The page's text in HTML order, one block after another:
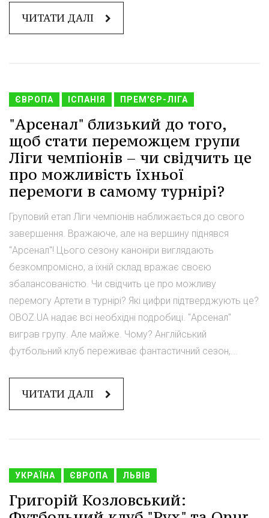
ЧИТАТИ ДАЛІ
ЄВРОПА ІСПАНІЯ ПРЕМ'ЄР-ЛІГА
"Арсенал" близький до того,
щоб стати переможцем групи
Ліги чемпіонів – чи свідчить це
про можливість їхньої
перемоги в самому турнірі?
Груповий етап Ліги чемпіонів наближається до свого
завершення. Вражаюче, але на вершину піднявся
"Арсенал"! Цього сезону каноніри виглядають
безкомпромісно, а їхній склад вражає своєю
збалансованістю. Чи свідчить це про можливу
перемогу Артети в турнірі? Які цифри підтверджують це?
OBOZ.UA надає всі необхідні подробиці. "Арсенал"
виграв групу. Але майже. Чому? Англійський
футбольний клуб переживає фантастичний сезон,...
ЧИТАТИ ДАЛІ
УКРАЇНА ЄВРОПА ЛЬВІВ
Григорій Козловський: